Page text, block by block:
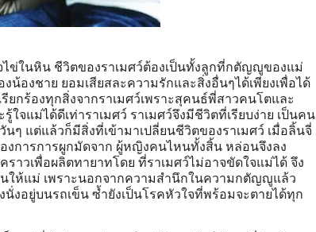
ข่ในหิน ชีวิตของราเมศว์ต้องเป็นทั้งลูกที่กตัญญูของแม่
องชาย ยอมเสียสละความรักและสิ่งอื่นๆได้เพียงเพื่อได้
กร้องทุกสิ่งจากราเมศว์เพราะสุคนธ์พี่สาวคนโตและ
จแม่ได้ดีเท่าราเมศว์ ราเมศว์จึงมีชีวิตที่เรียบง่าย เป็นคน
ๆ แต่แล้วก็มีสิ่งที่เข้ามาเปลี่ยนชีวิตของราเมศว์ เมื่อลิ้นจี่
งการการผูกมัดจาก ผู้หญิงคนไหนทั้งสิ้น หล่อนจึงลง
าวเพื่อผลิตทายาทโดย ที่ราเมศว์ไม่อาจขัดใจแม่ได้ จึง
ให้แม่ เพราะนอกจากความสำนึกในความกตัญญูแล้ว
งอยู่บนรถเข็น ซ้ำยังเป็นโรคหัวใจที่พร้อมจะตายได้ทุก